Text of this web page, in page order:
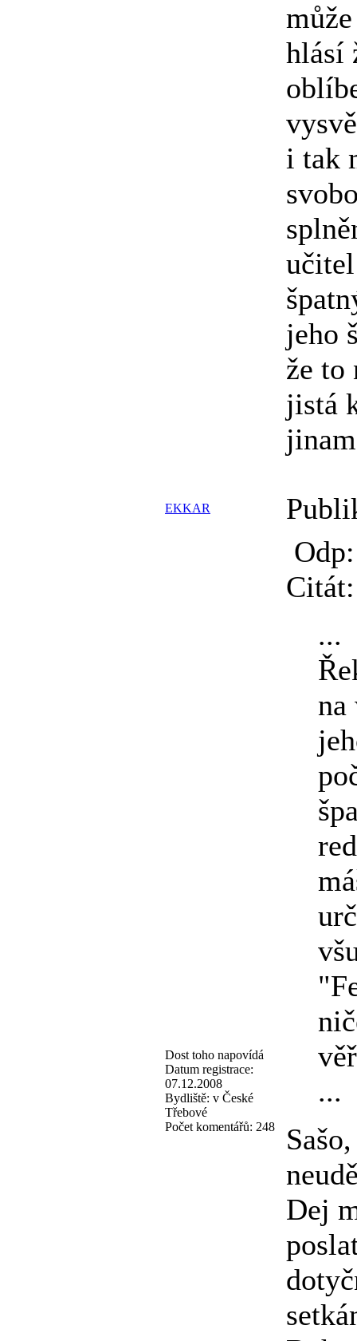
hlásí
i tak
jeho
že to
jistá
EKKAR
Dost toho napovídá
Datum registrace:
07.12.2008
Bydliště: v České
Třebové
Počet komentářů: 248
Citát:
...
na
...
Dej